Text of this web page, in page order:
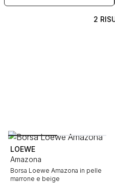
2
LOEWE
Amazona
Borsa Loewe Amazona in pelle
marrone e beige